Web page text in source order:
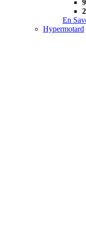
En
Hypermotard